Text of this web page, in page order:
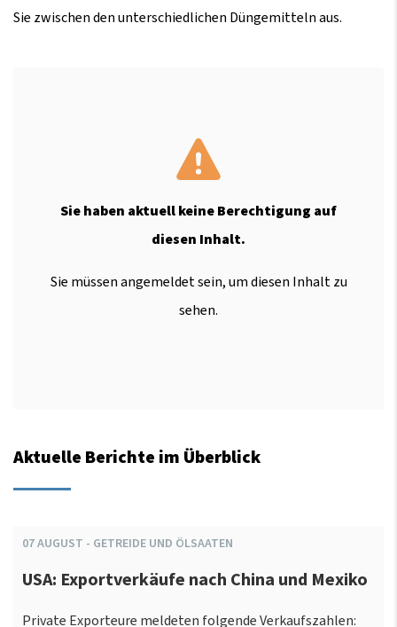
Sie zwischen den unterschiedlichen Düngemitteln aus.
Sie haben aktuell keine Berechtigung auf
diesen Inhalt.
Sie müssen angemeldet sein, um diesen Inhalt zu
sehen.
Aktuelle Berichte im Überblick
07AUGUST - GETREIDE UND ÖLSAATEN
USA: Exportverkäufe nach China und Mexiko
Private Exporteure meldeten folgende Verkaufszahlen: